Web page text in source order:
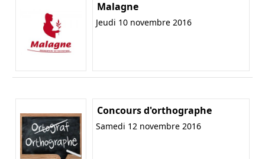
Malagne
Jeudi 10 novembre 2016
Concours d'orthographe
Samedi 12 novembre 2016